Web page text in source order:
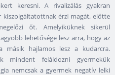
keresni. A rivalizálás gyakran
érzi magát, előtte
őt. Amelyiküknek sikerül
lehetősége lesz arra, hogy az
másik hajlamos lesz a kudarcra.
mindent feláldozni gyermekük
nemcsak a gyermek negatív lelki